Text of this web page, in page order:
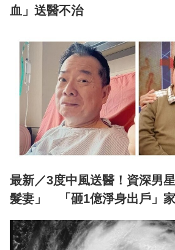
血」送醫不治
最新／3度中風送醫！資深男
髮妻」 「砸1億淨身出戶」